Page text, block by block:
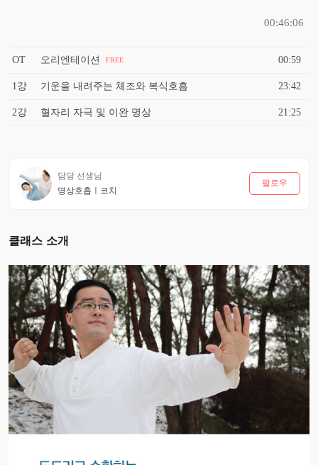
00:46:06
OT 오리엔테이션 FREE 00:59
1강 기운을 내려주는 체조와 복식호흡 23:42
2강 혈자리 자극 및 이완 명상 21:25
담당 선생님
명상호흡ㅣ코치
팔로우
클래스 소개